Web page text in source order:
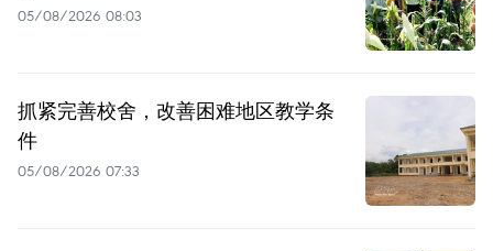
05/08/2026 08:03
抓紧完善校舍，改善困难地区教学条
件
05/08/2026 07:33